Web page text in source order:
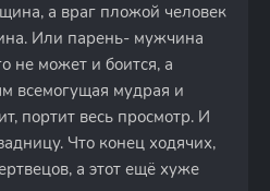
а враг пложой человек
Или парень- мужчина
не может и боится, а
всемогущая мудрая и
портит весь просмотр. И
Что конец ходячих,
а этот ещё хуже